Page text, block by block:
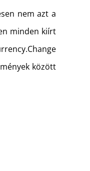
nem azt a
minden kiírt
között